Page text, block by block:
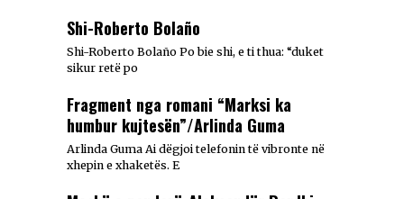
Shi-Roberto Bolaño
Shi-Roberto Bolaño Po bie shi, e ti thua: “duket
sikur retë po
Fragment nga romani “Marksi ka
humbur kujtesën”/Arlinda Guma
Arlinda Guma Ai dëgjoi telefonin të vibronte në
xhepin e xhaketës. E